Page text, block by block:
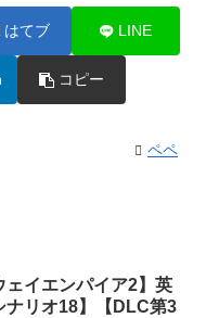
はてブ LINE
コピー
ペペ
ェイエンパイア2】英
ナリオ18】【DLC第3